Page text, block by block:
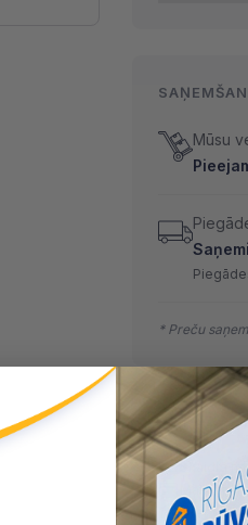
Mūsu
* Preču
Skaidrā